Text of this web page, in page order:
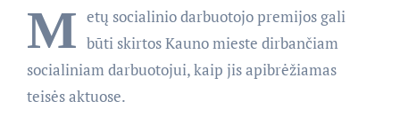
M etų socialinio darbuotojo premijos gali
būti skirtos Kauno mieste dirbančiam
socialiniam darbuotojui, kaip jis apibrėžiamas
teisės aktuose.